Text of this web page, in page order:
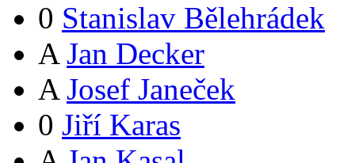
0 Stanislav Bělehrádek
A Jan Decker
A Josef Janeček
0 Jiří Karas